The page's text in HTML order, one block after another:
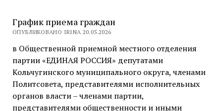
График приема граждан
ОПУБЛИКОВАНО IRINA 20.05.2026
в Общественной приемной местного отделения
партии «ЕДИНАЯ РОССИЯ» депутатами
Кольчугинского муниципального округа, членами
Политсовета, представителями исполнительных
органов власти – членами партии,
представителями общественности и иными